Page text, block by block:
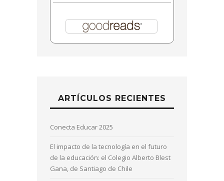
ARTÍCULOS RECIENTES
Conecta Educar 2025
El impacto de la tecnología en el futuro
de la educación: el Colegio Alberto Blest
Gana, de Santiago de Chile